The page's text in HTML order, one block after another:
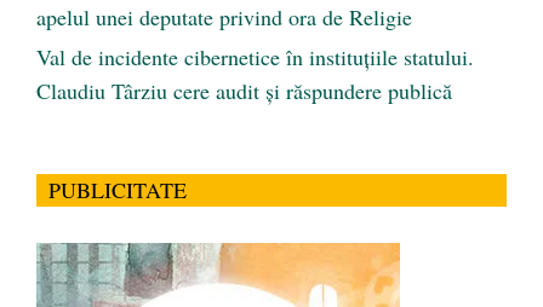
apelul unei deputate privind ora de Religie
Val de incidente cibernetice în instituțiile statului.
Claudiu Târziu cere audit și răspundere publică
PUBLICITATE